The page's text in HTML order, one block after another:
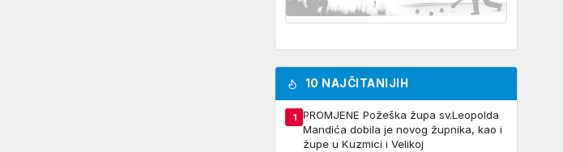
10 NAJČITANIJIH
1
PROMJENE Požeška župa sv.Leopolda
Mandića dobila je novog župnika, kao i
župe u Kuzmici i Velikoj